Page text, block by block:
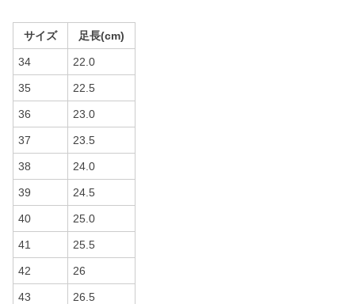
サイズ 足長(cm)
34 22.0
35 22.5
36 23.0
37 23.5
38 24.0
39 24.5
40 25.0
41 25.5
42 26
43 26.5